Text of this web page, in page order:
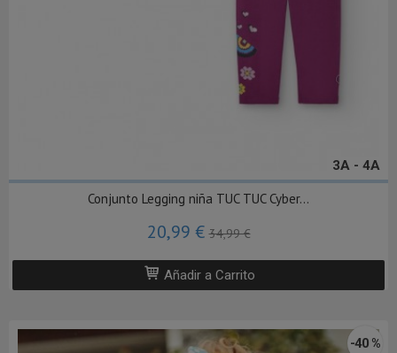
3A - 4A
Conjunto Legging niña TUC TUC Cyber...
20,99 €34,99 €
Añadir a Carrito
-40 %